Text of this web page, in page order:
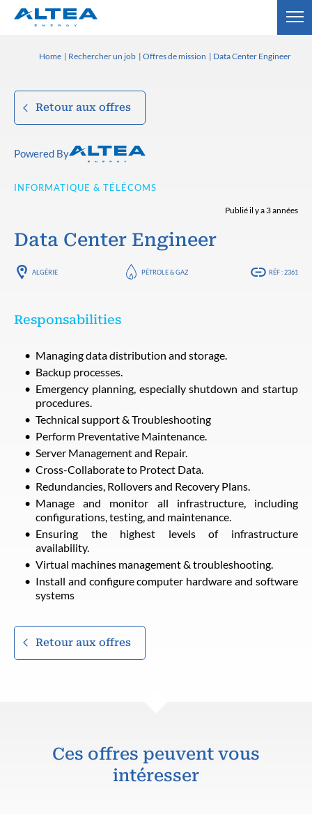
Home Rechercher un job Offres de mission Data Center Engineer
Retour aux offres
Powered By
INFORMATIQUE & TÉLÉCOMS
Publié il y a 3 années
Data Center Engineer
ALGÉRIE PÉTROLE & GAZ RÉF : 2361
Responsabilities
Managing data distribution and storage.
Backup processes.
Emergency planning, especially shutdown and startup
procedures.
Technical support & Troubleshooting
Perform Preventative Maintenance.
Server Management and Repair.
Cross-Collaborate to Protect Data.
Redundancies, Rollovers and Recovery Plans.
Manage and monitor all infrastructure, including
configurations, testing, and maintenance.
Ensuring the highest levels of infrastructure
availability.
Virtual machines management & troubleshooting.
Install and configure computer hardware and software
systems
Retour aux offres
Ces offres peuvent vous
intéresser